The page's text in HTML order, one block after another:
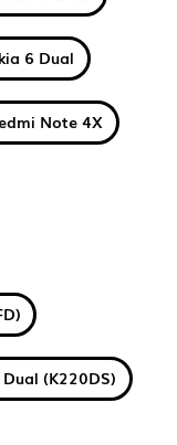
6 Dual
Note 4X
(K220DS)